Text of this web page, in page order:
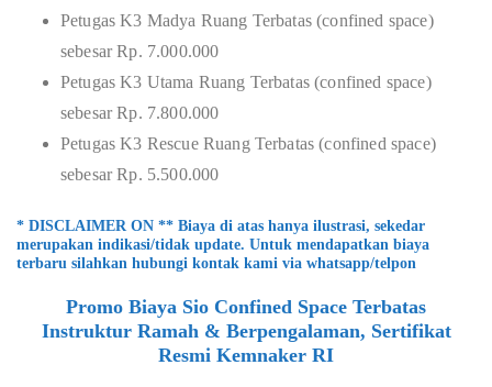
Petugas K3 Madya Ruang Terbatas (confined space)
sebesar Rp. 7.000.000
Petugas K3 Utama Ruang Terbatas (confined space)
sebesar Rp. 7.800.000
Petugas K3 Rescue Ruang Terbatas (confined space)
sebesar Rp. 5.500.000
* DISCLAIMER ON ** Biaya di atas hanya ilustrasi, sekedar
merupakan indikasi/tidak update. Untuk mendapatkan biaya
terbaru silahkan hubungi kontak kami via whatsapp/telpon
Promo Biaya Sio Confined Space Terbatas
Instruktur Ramah & Berpengalaman, Sertifikat
Resmi Kemnaker RI